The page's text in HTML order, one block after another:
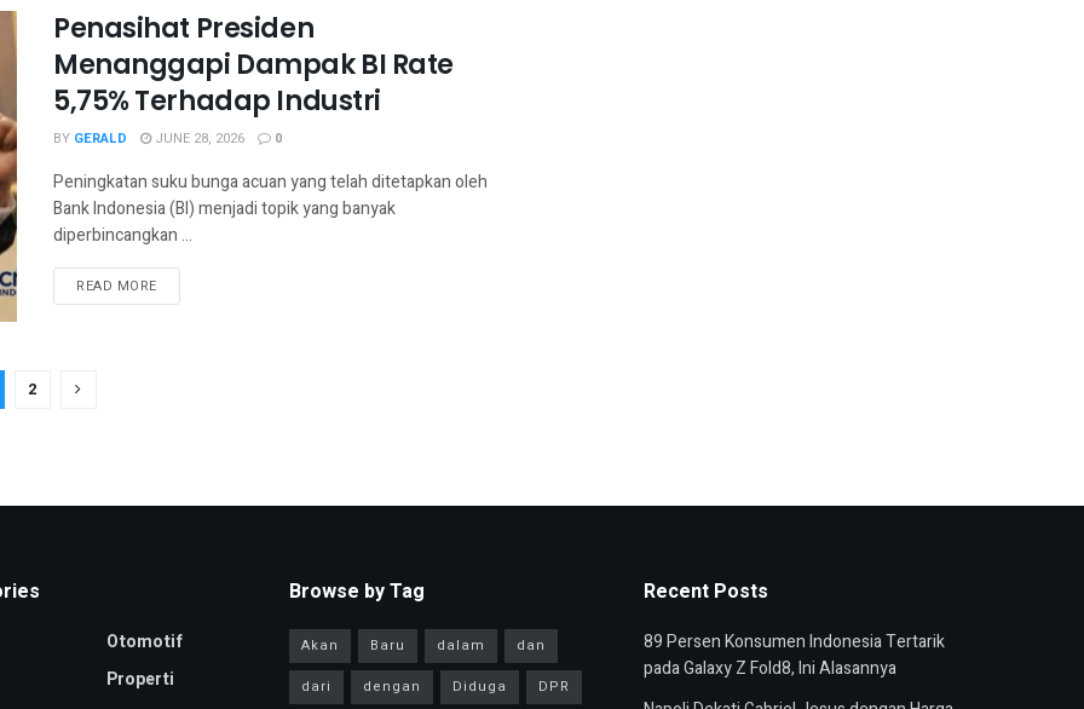
Penasihat Presiden
Menanggapi Dampak BI Rate
5,75% Terhadap Industri
BY GERALD JUNE 28, 2026 0
Peningkatan suku bunga acuan yang telah ditetapkan oleh
Bank Indonesia (BI) menjadi topik yang banyak
diperbincangkan ...
READ MORE
2
Otomotif
Properti
Browse by Tag
Akan Baru dalam
dan
dari
dengan Diduga DPR
Recent Posts
89 Persen Konsumen Indonesia Tertarik
pada Galaxy Z Fold8, Ini Alasannya